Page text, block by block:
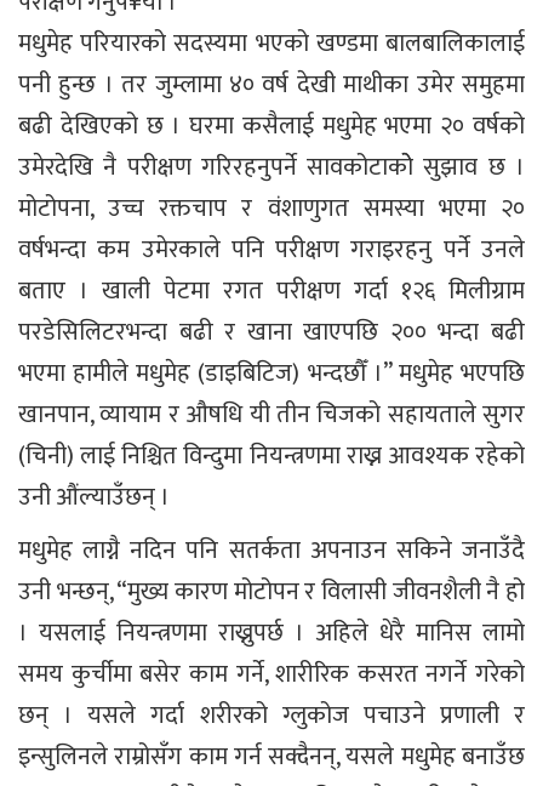
मधुमेह परियारको सदस्यमा भएको खण्डमा बालबालिकालाई
पनी हुन्छ । तर जुम्लामा ४० वर्ष देखी माथीका उमेर समुहमा
बढी देखिएको छ । घरमा कसैलाई मधुमेह भएमा २० वर्षको
उमेरदेखि नै परीक्षण गरिरहनुपर्ने सावकोटाकोे सुझाव छ ।
मोटोपना, उच्च रक्तचाप र वंशाणुगत समस्या भएमा २०
वर्षभन्दा कम उमेरकाले पनि परीक्षण गराइरहनु पर्ने उनले
बताए । खाली पेटमा रगत परीक्षण गर्दा १२६ मिलीग्राम
परडेसिलिटरभन्दा बढी र खाना खाएपछि २०० भन्दा बढी
भएमा हामीले मधुमेह (डाइबिटिज) भन्दछौँ ।” मधुमेह भएपछि
खानपान, व्यायाम र औषधि यी तीन चिजको सहायताले सुगर
(चिनी) लाई निश्चित विन्दुमा नियन्त्रणमा राख्न आवश्यक रहेको
उनी औंल्याउँछन् ।
मधुमेह लाग्नै नदिन पनि सतर्कता अपनाउन सकिने जनाउँदै
उनी भन्छन्, “मुख्य कारण मोटोपन र विलासी जीवनशैली नै हो
। यसलाई नियन्त्रणमा राख्नुपर्छ । अहिले धेरै मानिस लामो
समय कुर्चीमा बसेर काम गर्ने, शारीरिक कसरत नगर्ने गरेको
छन् । यसले गर्दा शरीरको ग्लुकोज पचाउने प्रणाली र
इन्सुलिनले राम्रोसँग काम गर्न सक्दैनन्, यसले मधुमेह बनाउँछ